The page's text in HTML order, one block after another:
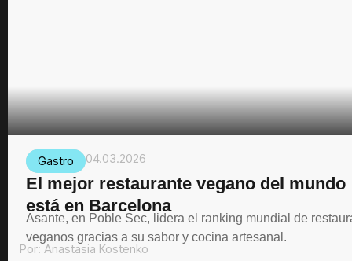
Gastro 04.03.2026
El mejor restaurante vegano del mundo
está en Barcelona
Asante, en Poble Sec, lidera el ranking mundial de
veganos gracias a su sabor y cocina artesanal.
Por:Anastasia Kostenko